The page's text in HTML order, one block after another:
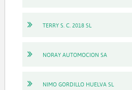
TERRY S. C. 2018 SL
NORAY AUTOMOCION SA
NIMO GORDILLO HUELVA SL